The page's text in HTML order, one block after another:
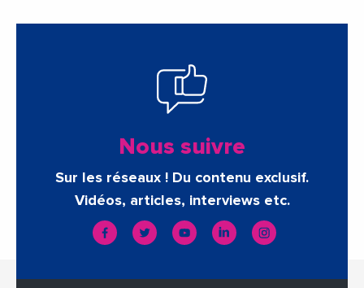
Nous suivre
Sur les réseaux ! Du contenu exclusif.
Vidéos, articles, interviews etc.